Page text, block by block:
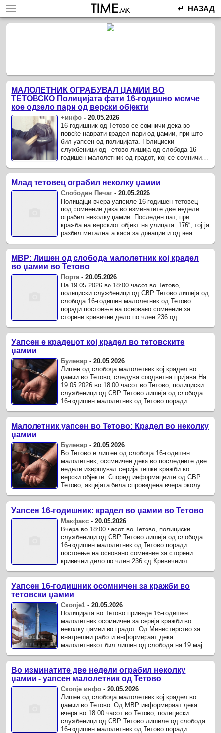
↵ НАЗАД
МАЛОЛЕТНИК ОГРАБУВАЛ ЏАМИИ ВО
ТЕТОВСКО Полицијата фати 16-годишно момче
кое одзело пари од верски објекти
+инфо -20.05.2026
16-годишник од Тетово се сомничи дека во
повеќе наврати крадел пари од џамии, при што
бил уапсен од полицијата. Полициски
службеници од Тетово лишија од слобода 16-
годишен малолетник од градот, кој се сомничи
Млад тетовец ограбил неколку џамии
Слободен Печат -20.05.2026
Полицајци вчера уапсиле 16-годишен тетовец
под сомнение дека во изминатите две недели
ограбил неколку џамии. Последен пат, при
кражба на верскиот објект на улицата „176“, тој ја
разбил металната каса за донации и од неа
МВР: Лишен од слобода малолетник кој крадел
во џамии во Тетово
Порта-20.05.2026
На 19.05.2026 во 18:00 часот во Тетово,
полициски службеници од СВР Тетово лишија од
слобода 16-годишен малолетник од Тетово
поради постоење на основано сомнение за
сторени кривични дело по член 236 од
Уапсен е крадецот кој крадел во тетовските
џамии
Булевар -20.05.2026
Лишен од слобода малолетник кој крадел во
џамии во Тетово, следува соодветна пријава На
19.05.2026 во 18:00 часот во Тетово, полициски
службеници од СВР Тетово лишија од слобода
16-годишен малолетник од Тетово поради
Малолетник уапсен во Тетово: Крадел во неколку
џамии
Булевар -20.05.2026
Во Тетово е лишен од слобода 16-годишен
малолетник, осомничен дека во последните две
недели извршувал серија тешки кражби во
верски објекти. Според информациите од СВР
Тетово, акцијата била спроведена вчера околу
Уапсен 16-годишник: крадел во џамии во Тетово
Макфакс -20.05.2026
Вчера во 18:00 часот во Тетово, полициски
службеници од СВР Тетово лишија од слобода
16-годишен малолетник од Тетово поради
постоење на основано сомнение за сторени
кривични дело по член 236 од Кривичниот
Уапсен 16-годишник осомничен за кражби во
тетовски џамии
Скопје1 -20.05.2026
Полицијата во Тетово приведе 16-годишен
малолетник осомничен за серија кражби во
неколку џамии во градот. Од Министерство за
внатрешни работи информираат дека
малолетникот бил лишен од слобода на 19 мај
Во изминатите две недели ограбил неколку
џамии - уапсен малолетник од Тетово
Скопје инфо -20.05.2026
Лишен од слобода малолетник кој крадел во
џамии во Тетово. Од МВР информираат дека
вчера во 18:00 часот во Тетово, полициски
службеници од СВР Тетово лишиле од слобода
16-годишен малолетник од Тетово поради